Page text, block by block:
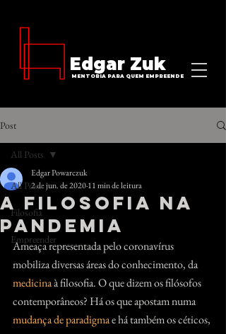
Edgar Zuk
MENTORIA PARA QUEM EMPREENDE
Post
All Posts
Filosofia
Empreender
All Posts
A filosofia na
pandemia
Edgar Powarczuk
2 de jun. de 202011 min de leitura
Ameaça representada pelo coronavírus
mobiliza diversas áreas do conhecimento, da
medicina à filosofia. O que dizem os filósofos
contemporâneos? Há os que apostam numa
mudança de paradigma e há também os céticos,